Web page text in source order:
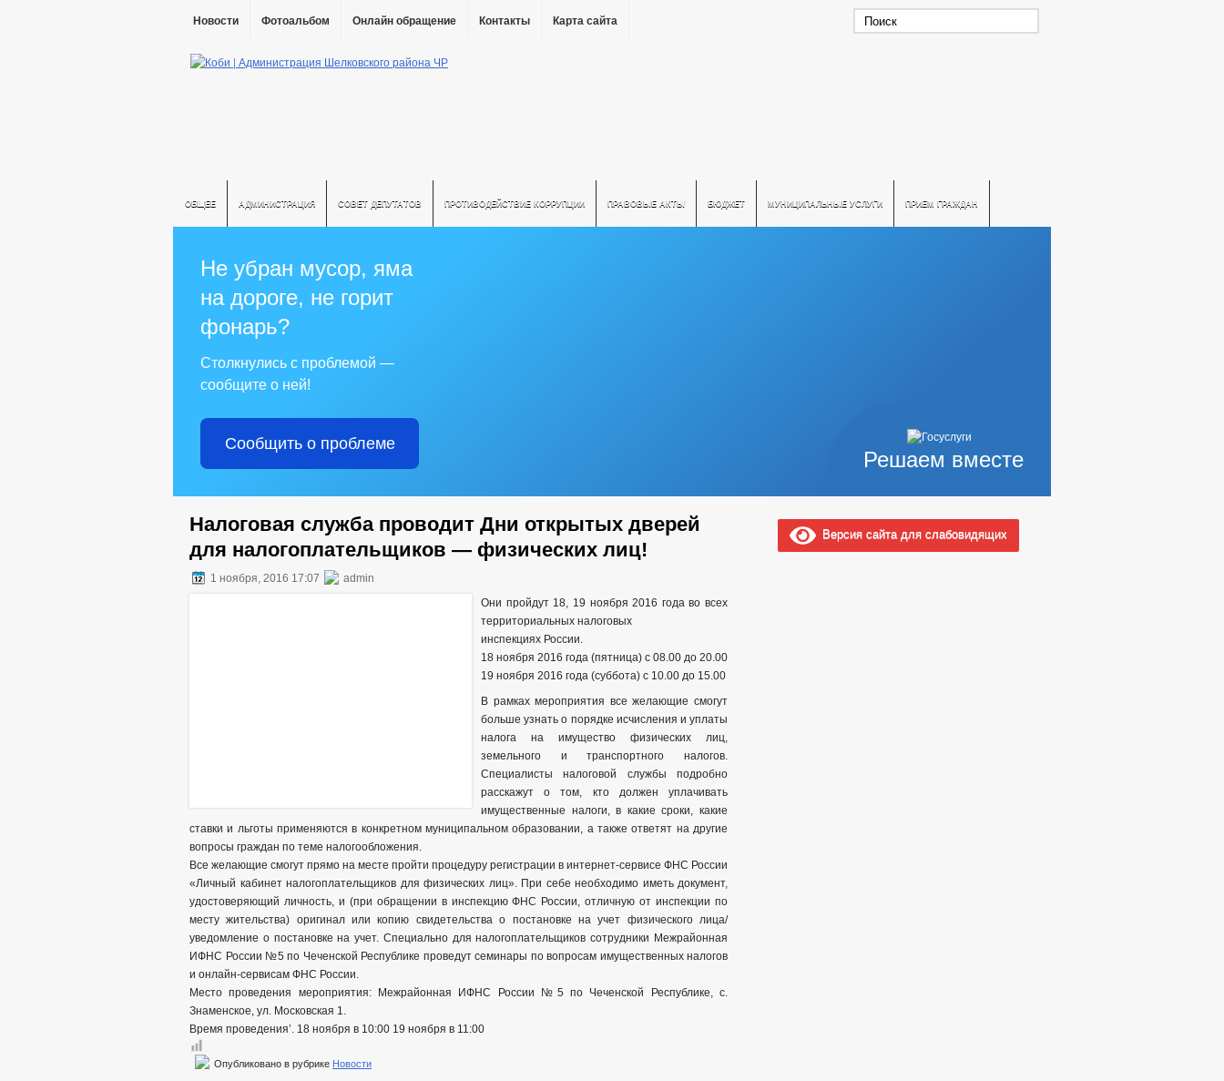
Новости Фотоальбом Онлайн обращение Контакты Карта сайта
ОБЩЕЕ АДМИНИСТРАЦИЯ СОВЕТ ДЕПУТАТОВ ПРОТИВОДЕЙСТВИЕ КОРРУПЦИИ ПРАВОВЫЕ АКТЫ БЮДЖЕТ МУНИЦИПАЛЬНЫЕ УСЛУГИ ПРИЕМ ГРАЖДАН
Решаем вместе
Не убран мусор, яма
на дороге, не горит
фонарь?
Столкнулись с проблемой —
сообщите о ней!
Сообщить о проблеме
Налоговая служба проводит Дни открытых дверей
для налогоплательщиков — физических лиц!
1 ноября, 2016 17:07
admin
Они пройдут 18, 19 ноября 2016 года во всех
территориальных налоговых
инспекциях России.
18 ноября 2016 года (пятница) с 08.00 до 20.00
19 ноября 2016 года (суббота) с 10.00 до 15.00
В рамках мероприятия все желающие смогут
больше узнать о порядке исчисления и уплаты
налога на имущество физических лиц,
земельного и транспортного налогов.
Специалисты налоговой службы подробно
расскажут о том, кто должен уплачивать
имущественные налоги, в какие сроки, какие
ставки и льготы применяются в конкретном муниципальном образовании, а также ответят на другие
вопросы граждан по теме налогообложения.
Все желающие смогут прямо на месте пройти процедуру регистрации в интернет-сервисе ФНС России
«Личный кабинет налогоплательщиков для физических лиц». При себе необходимо иметь документ,
удостоверяющий личность, и (при обращении в инспекцию ФНС России, отличную от инспекции по
месту жительства) оригинал или копию свидетельства о постановке на учет физического лица/
уведомление о постановке на учет. Специально для налогоплательщиков сотрудники Межрайонная
ИФНС России №5 по Чеченской Республике проведут семинары по вопросам имущественных налогов
и онлайн-сервисам ФНС России.
Место проведения мероприятия: Межрайонная ИФНС России №5 по Чеченской Республике, с.
Знаменское, ул. Московская 1.
Время проведения’. 18 ноября в 10:00 19 ноября в 11:00
Опубликовано в рубрике Новости
Версия сайта для слабовидящих